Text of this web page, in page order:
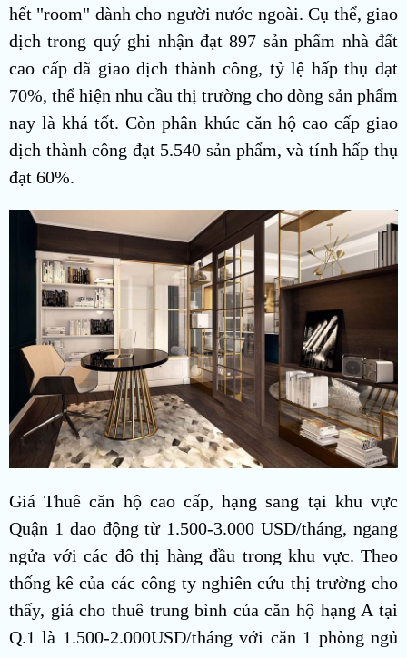
hết "room" dành cho người nước ngoài. Cụ thể, giao
dịch trong quý ghi nhận đạt 897 sản phẩm nhà đất
cao cấp đã giao dịch thành công, tỷ lệ hấp thụ đạt
70%, thể hiện nhu cầu thị trường cho dòng sản phẩm
nay là khá tốt. Còn phân khúc căn hộ cao cấp giao
dịch thành công đạt 5.540 sản phẩm, và tính hấp thụ
đạt 60%.
Giá Thuê căn hộ cao cấp, hạng sang tại khu vực
Quận 1 dao động từ 1.500-3.000 USD/tháng, ngang
ngửa với các đô thị hàng đầu trong khu vực. Theo
thống kê của các công ty nghiên cứu thị trường cho
thấy, giá cho thuê trung bình của căn hộ hạng A tại
Q.1 là 1.500-2.000USD/tháng với căn 1 phòng ngủ